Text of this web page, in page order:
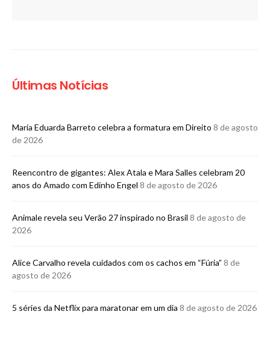
Últimas Notícias
Maria Eduarda Barreto celebra a formatura em Direito 8 de agosto
de 2026
Reencontro de gigantes: Alex Atala e Mara Salles celebram 20
anos do Amado com Edinho Engel 8 de agosto de 2026
Animale revela seu Verão 27 inspirado no Brasil 8 de agosto de
2026
Alice Carvalho revela cuidados com os cachos em “Fúria” 8 de
agosto de 2026
5 séries da Netflix para maratonar em um dia 8 de agosto de 2026